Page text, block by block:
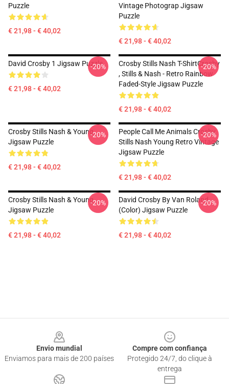
Puzzle
€ 21,98 - € 40,02
Vintage Photograp Jigsaw
Puzzle
€ 21,98 - € 40,02
David Crosby 1 Jigsaw Puzzle
€ 21,98 - € 40,02
-20%
Crosby Stills Nash T-ShirtCrosby
, Stills & Nash - Retro Rainbow
Faded-Style Jigsaw Puzzle
€ 21,98 - € 40,02
-20%
Crosby Stills Nash & Young
Jigsaw Puzzle
€ 21,98 - € 40,02
-20%
People Call Me Animals Crosby
Stills Nash Young Retro Vintage
Jigsaw Puzzle
€ 21,98 - € 40,02
-20%
Crosby Stills Nash & Young
Jigsaw Puzzle
€ 21,98 - € 40,02
-20%
David Crosby By Van Roland
(Color) Jigsaw Puzzle
€ 21,98 - € 40,02
-20%
Envio mundial
Enviamos para mais de 200 países
Compre com confiança
Protegido 24/7, do clique à
entrega